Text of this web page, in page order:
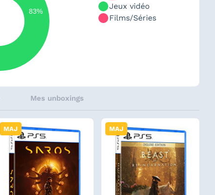
83%
Jeux vidéo
Films/Séries
Mes unboxings
MAJ MAJ